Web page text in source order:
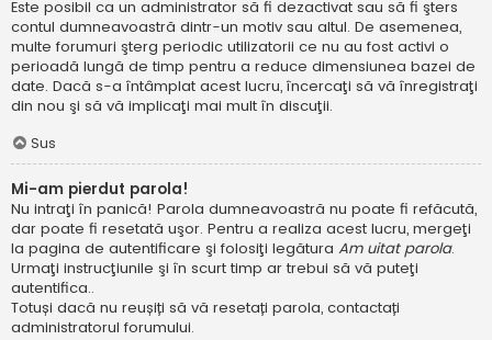
Este posibil ca un administrator să fi dezactivat sau să fi şters
contul dumneavoastră dintr-un motiv sau altul. De asemenea,
multe forumuri şterg periodic utilizatorii ce nu au fost activi o
perioadă lungă de timp pentru a reduce dimensiunea bazei de
date. Dacă s-a întâmplat acest lucru, încercaţi să vă înregistraţi
din nou şi să vă implicaţi mai mult în discuţii.
Sus
Mi-am pierdut parola!
Nu intraţi în panică! Parola dumneavoastră nu poate fi refăcută,
dar poate fi resetată uşor. Pentru a realiza acest lucru, mergeţi
la pagina de autentificare şi folosiţi legătura Am uitat parola.
Urmaţi instrucţiunile şi în scurt timp ar trebui să vă puteţi
autentifica..
Totuși dacă nu reușiți să vă resetați parola, contactați
administratorul forumului.